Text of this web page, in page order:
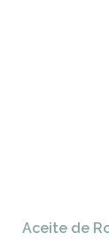
Aceite de